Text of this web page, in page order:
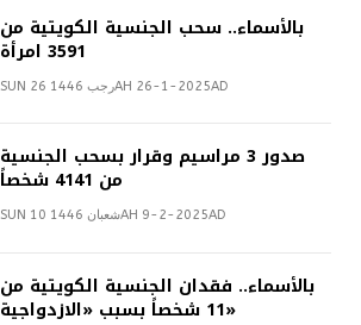
بالأسماء.. سحب الجنسية الكويتية من
3591 امرأة
SUN 26 رجب 1446AH 26-1-2025AD
صدور 3 مراسيم وقرار بسحب الجنسية
من 4141 شخصاً
SUN 10 شعبان 1446AH 9-2-2025AD
بالأسماء.. فقدان الجنسية الكويتية من
11 شخصاً بسبب «الازدواجية»